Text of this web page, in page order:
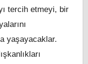
tercih etmeyi, bir
yaşayacaklar.